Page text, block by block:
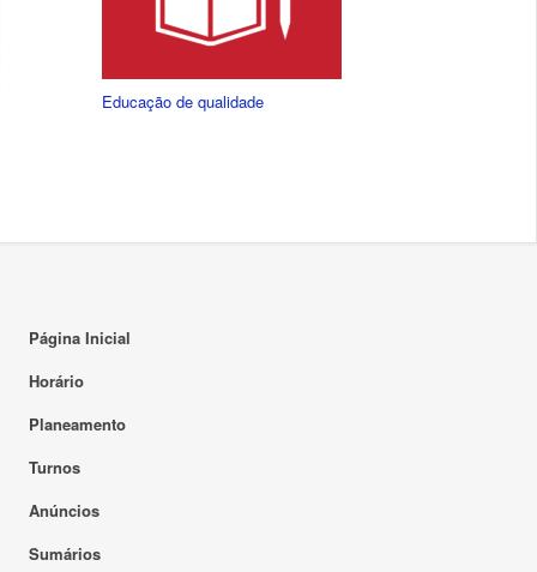
Educação de qualidade
Página Inicial
Horário
Planeamento
Turnos
Anúncios
Sumários